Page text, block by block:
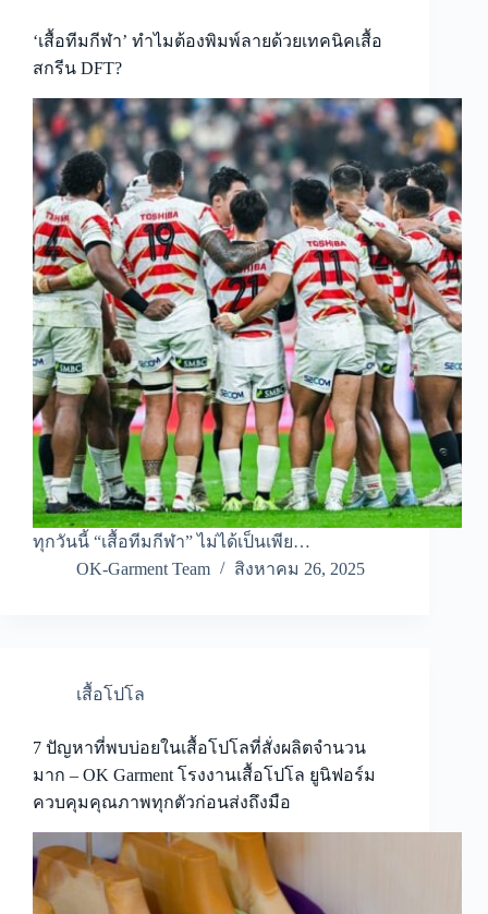
‘เสื้อทีมกีฬา’ ทำไมต้องพิมพ์ลายด้วยเทคนิคเสื้อ
สกรีน DFT?
ทุกวันนี้ “เสื้อทีมกีฬา” ไม่ได้เป็นเพีย…
OK-Garment Team
สิงหาคม 26, 2025
เสื้อโปโล
7 ปัญหาที่พบบ่อยในเสื้อโปโลที่สั่งผลิตจำนวน
มาก – OK Garment โรงงานเสื้อโปโล ยูนิฟอร์ม
ควบคุมคุณภาพทุกตัวก่อนส่งถึงมือ